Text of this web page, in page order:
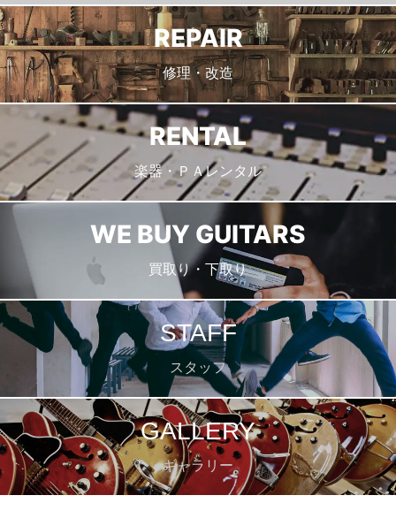
REPAIR
修理・改造
RENTAL
楽器・ＰＡレンタル
WE BUY GUITARS
買取り・下取り
STAFF
スタッフ
GALLERY
ギャラリー